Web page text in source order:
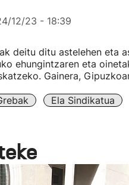
12/23 - 18:39
deitu ditu astelehen eta
ehungintzaren eta
Gainera,
Ela Sindikatua